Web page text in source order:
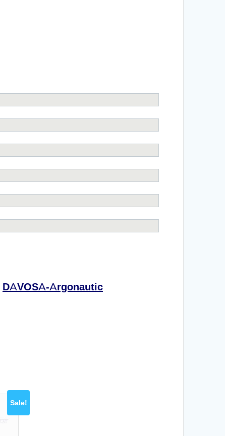
DAVOSA-Argonautic
Sale!